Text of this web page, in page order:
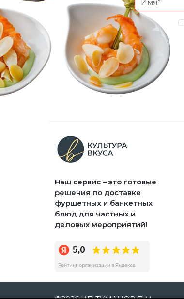
Наш сервис – это готовые
решения по доставке
фуршетных и банкетных
блюд для частных и
деловых мероприятий!